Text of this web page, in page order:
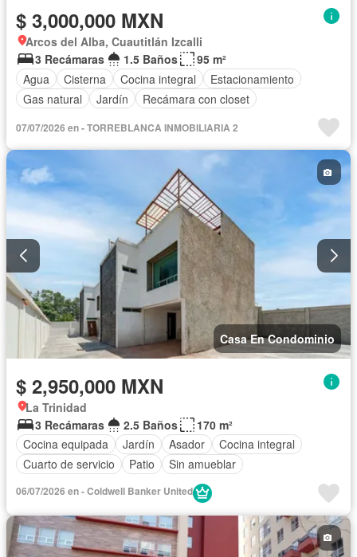
$ 3,000,000 MXN
Arcos del Alba, Cuautitlán Izcalli
3 Recámaras
1.5 Baños
95 m²
Agua
Cisterna Cocina integral
Estacionamiento
Gas natural
Jardín Recámara con closet
07/07/2026 en - TORREBLANCA INMOBILIARIA 2
Casa En Condominio
$ 2,950,000 MXN
La Trinidad
3 Recámaras
2.5 Baños
170 m²
Cocina equipada
Jardín Asador
Cocina integral
Cuarto de servicio
Patio Sin amueblar
06/07/2026 en - Coldwell Banker United